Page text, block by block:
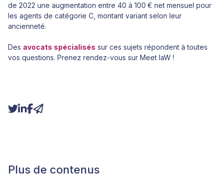
de 2022 une augmentation entre 40 à 100 € net mensuel pour
les agents de catégorie C, montant variant selon leur
ancienneté.
Des avocats spécialisés sur ces sujets répondent à toutes
vos questions. Prenez rendez-vous sur Meet laW !
Plus de contenus